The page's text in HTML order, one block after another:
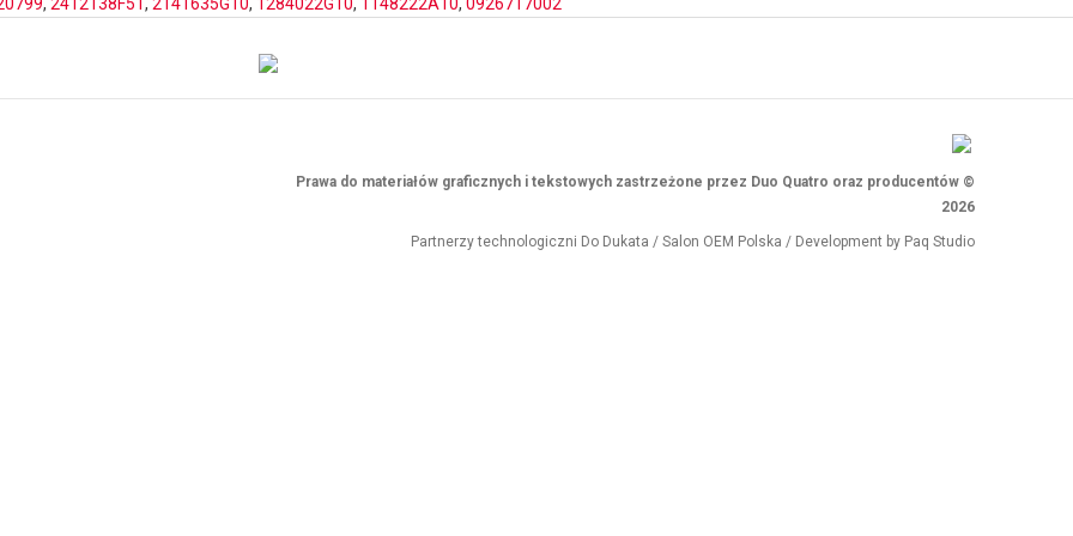
Prawa do materiałów graficznych i tekstowych zastrzeżone przez Duo Quatro oraz producentów ©
2026
Partnerzy technologiczni Do Dukata / Salon OEM Polska / Development by Paq Studio